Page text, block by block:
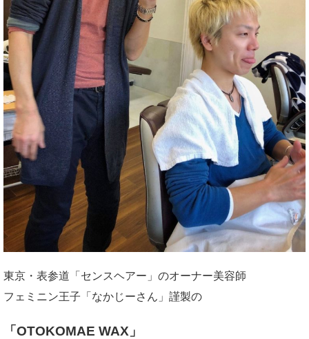
東京・表参道「センスヘアー」のオーナー美容師
フェミニン王子「なかじーさん」謹製の
「OTOKOMAE WAX」